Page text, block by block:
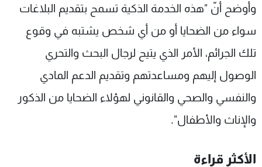
وأوضح أنّ "هذه الخدمة الذكية تسمح بتقديم البلاغات
سواء من الضحايا أو من أي شخص يشتبه في وقوع
تلك الجرائم، الأمر الذي يتيح لرجال البحث والتحري
الوصول إليهم ومساعدتهم وتقديم الدعم المادي
والنفسي والصحي والقانوني لهؤلاء الضحايا من الذكور
والإناث والأطفال".
الأكثر قراءة